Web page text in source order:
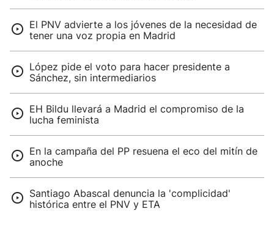
El PNV advierte a los jóvenes de la necesidad de
tener una voz propia en Madrid
López pide el voto para hacer presidente a
Sánchez, sin intermediarios
EH Bildu llevará a Madrid el compromiso de la
lucha feminista
En la campaña del PP resuena el eco del mitín de
anoche
Santiago Abascal denuncia la 'complicidad'
histórica entre el PNV y ETA